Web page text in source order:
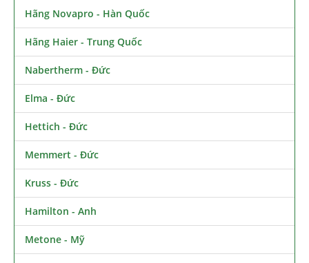
Hãng Novapro - Hàn Quốc
Hãng Haier - Trung Quốc
Nabertherm - Đức
Elma - Đức
Hettich - Đức
Memmert - Đức
Kruss - Đức
Hamilton - Anh
Metone - Mỹ